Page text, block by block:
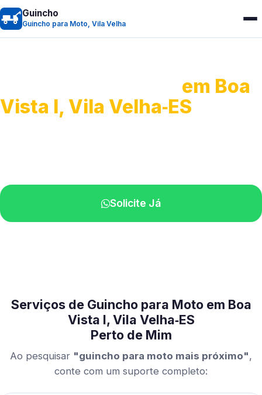
Guincho
Guincho para Moto, Vila Velha
em Boa
Vista I, Vila Velha‑ES
Solicite Já
Serviços de Guincho para Moto em Boa
Vista I, Vila Velha‑ES
Perto de Mim
Ao pesquisar "guincho para moto mais próximo",
conte com um suporte completo: